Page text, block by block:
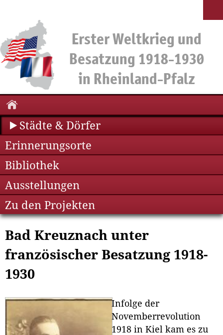
Städte & Dörfer
Erinnerungsorte
Bibliothek
Ausstellungen
Zu den Projekten
Bad Kreuznach unter
französischer Besatzung 1918-
1930
Infolge der
Novemberrevolution
1918 in Kiel kam es zu